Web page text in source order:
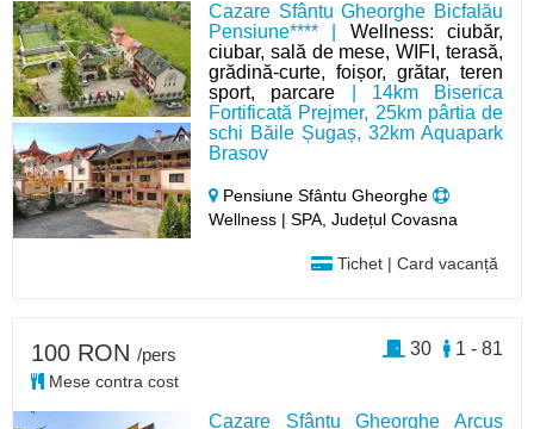
Cazare Sfântu Gheorghe Bicfalău
Pensiune**** | Wellness: ciubăr,
ciubar, sală de mese, WIFI, terasă,
grădină-curte, foișor, grătar, teren
sport, parcare | 14km Biserica
Fortificată Prejmer, 25km pârtia de
schi Băile Șugaș, 32km Aquapark
Brasov
Pensiune Sfântu Gheorghe
Wellness | SPA, Județul Covasna
Tichet | Card vacanță
Cazare Sfântu Gheorghe Arcuș
100 RON /pers
Mese contra cost
1 - 81
30